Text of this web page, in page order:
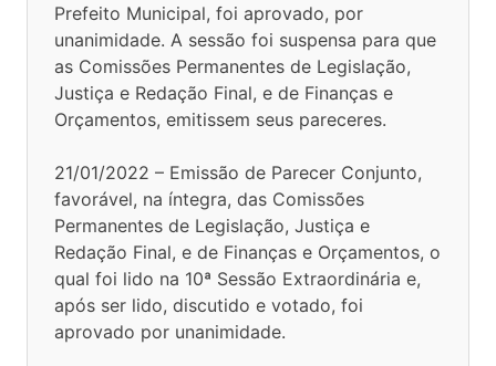
Prefeito Municipal, foi aprovado, por
unanimidade. A sessão foi suspensa para que
as Comissões Permanentes de Legislação,
Justiça e Redação Final, e de Finanças e
Orçamentos, emitissem seus pareceres.
21/01/2022 – Emissão de Parecer Conjunto,
favorável, na íntegra, das Comissões
Permanentes de Legislação, Justiça e
Redação Final, e de Finanças e Orçamentos, o
qual foi lido na 10ª Sessão Extraordinária e,
após ser lido, discutido e votado, foi
aprovado por unanimidade.